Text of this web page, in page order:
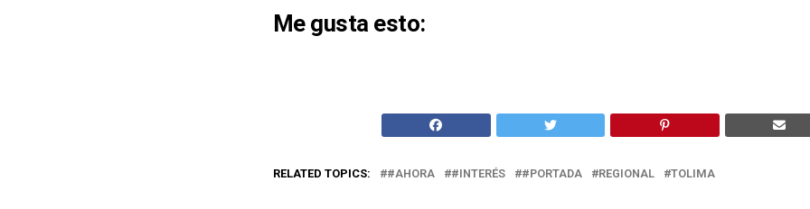
Me gusta esto:
RELATED TOPICS: #AHORA #INTERÉS #PORTADA REGIONAL TOLIMA